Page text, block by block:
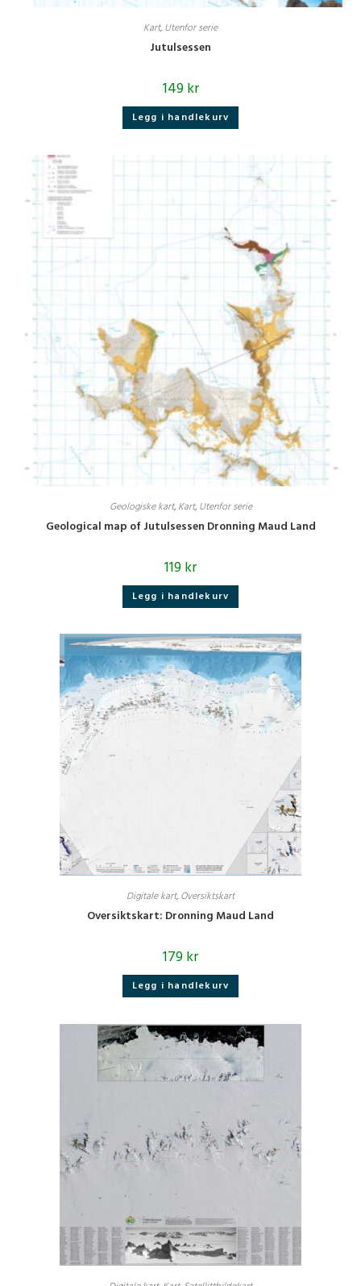
Kart, Utenfor serie
Jutulsessen
149kr
Legg i handlekurv
Geologiske kart, Kart, Utenfor serie
Geological map of Jutulsessen Dronning Maud Land
119kr
Legg i handlekurv
Digitale kart, Oversiktskart
Oversiktskart: Dronning Maud Land
179kr
Legg i handlekurv